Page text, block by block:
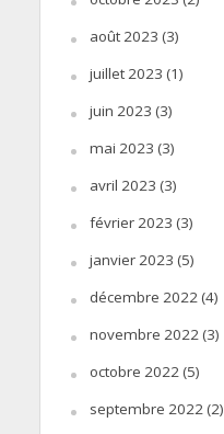
août 2023 (3)
juillet 2023 (1)
juin 2023 (3)
mai 2023 (3)
avril 2023 (3)
février 2023 (3)
janvier 2023 (5)
décembre 2022(4)
novembre 2022(3)
octobre 2022(5)
septembre 2022(2)